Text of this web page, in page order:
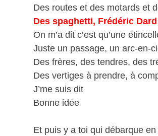
Des routes et des motards et
Des spaghetti, Frédéric
On m’a dit c’est qu’une
Juste un passage, un arc-en-
Des frères, des tendres, des
Des vertiges à prendre, à
J’me suis dit
Bonne idée
Et puis y a toi qui débarque